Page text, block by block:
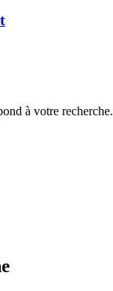
à votre recherche.